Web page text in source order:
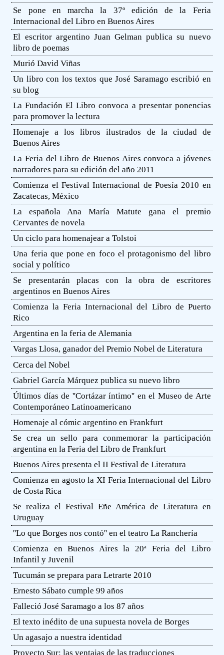
Se pone en marcha la 37º edición de la Feria
Internacional del Libro en Buenos Aires
El escritor argentino Juan Gelman publica su nuevo
libro de poemas
Murió David Viñas
Un libro con los textos que José Saramago escribió en
su blog
La Fundación El Libro convoca a presentar ponencias
para promover la lectura
Homenaje a los libros ilustrados de la ciudad de
Buenos Aires
La Feria del Libro de Buenos Aires convoca a jóvenes
narradores para su edición del año 2011
Comienza el Festival Internacional de Poesía 2010 en
Zacatecas, México
La española Ana María Matute gana el premio
Cervantes de novela
Un ciclo para homenajear a Tolstoi
Una feria que pone en foco el protagonismo del libro
social y político
Se presentarán placas con la obra de escritores
argentinos en Buenos Aires
Comienza la Feria Internacional del Libro de Puerto
Rico
Argentina en la feria de Alemania
Vargas Llosa, ganador del Premio Nobel de Literatura
Cerca del Nobel
Gabriel García Márquez publica su nuevo libro
Últimos días de ''Cortázar íntimo'' en el Museo de Arte
Contemporáneo Latinoamericano
Homenaje al cómic argentino en Frankfurt
Se crea un sello para conmemorar la participación
argentina en la Feria del Libro de Frankfurt
Buenos Aires presenta el II Festival de Literatura
Comienza en agosto la XI Feria Internacional del Libro
de Costa Rica
Se realiza el Festival Eñe América de Literatura en
Uruguay
''Lo que Borges nos contó'' en el teatro La Ranchería
Comienza en Buenos Aires la 20ª Feria del Libro
Infantil y Juvenil
Tucumán se prepara para Letrarte 2010
Ernesto Sábato cumple 99 años
Falleció José Saramago a los 87 años
El texto inédito de una supuesta novela de Borges
Un agasajo a nuestra identidad
Proyecto Sur: las ventajas de las traducciones